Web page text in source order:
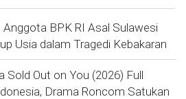
Anggota BPK RI Asal Sulawesi
Usia dalam Tragedi Kebakaran
Sold Out on You (2026) Full
Drama Roncom Satukan